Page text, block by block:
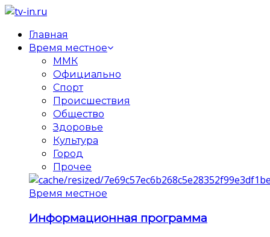
Главная
Время местное
ММК
Официально
Спорт
Происшествия
Общество
Здоровье
Культура
Город
Прочее
Время местное
Информационная программа